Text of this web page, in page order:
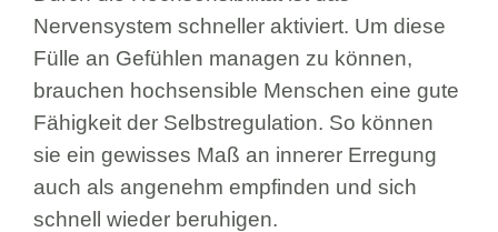
Nervensystem schneller aktiviert. Um diese
Fülle an Gefühlen managen zu können,
brauchen hochsensible Menschen eine gute
Fähigkeit der Selbstregulation. So können
sie ein gewisses Maß an innerer Erregung
auch als angenehm empfinden und sich
schnell wieder beruhigen.